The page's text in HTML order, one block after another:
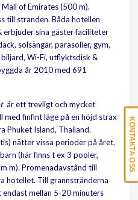
of Emirates (500 m).
till stranden. Båda hotellen
erbjuder sina gäster faciliteter
solsängar, parasoller, gym,
Wi-Fi, utflyktsdisk &
år 2010 med 691
är ett trevligt och mycket
finfint läge på en höjd strax
Phuket Island, Thailand.
nätter vissa perioder på året.
(här finns t ex 3 pooler,
m). Promenadavstånd till
hotellet. Till grannstränderna
endast mellan 5-20 minuters
KONTAKTA OSS